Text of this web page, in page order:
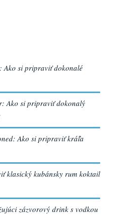
Ako si pripraviť dokonalé
Ako si pripraviť dokonalý
Ako si pripraviť kráľa
klasický kubánsky rum koktail
zázvorový drink s vodkou